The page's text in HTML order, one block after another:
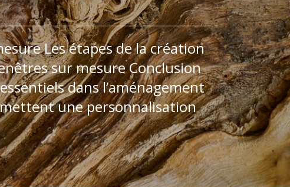
Les étapes de la création
sur mesure Conclusion
dans l’aménagement
une personnalisation